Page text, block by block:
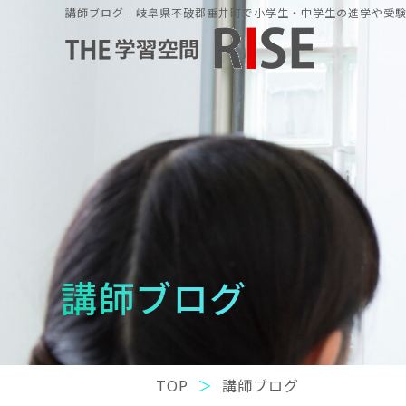
講師ブログ｜岐阜県不破郡垂井町で小学生・中学生の進学や受
講師ブログ
TOP 講師ブログ